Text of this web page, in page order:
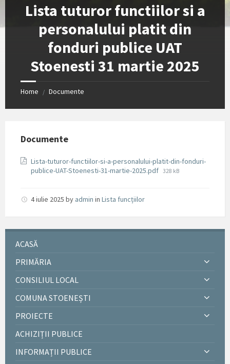
Lista tuturor functiilor si a
personalului platit din
fonduri publice UAT
Stoenesti 31 martie 2025
Home / Documente
Documente
Lista-tuturor-functiilor-si-a-personalului-platit-din-fonduri-
publice-UAT-Stoenesti-31-martie-2025.pdf File
328 kB
4 iulie 2025 by admin in Lista funcțiilor
ACASĂ
PRIMĂRIA
CONSILIUL LOCAL
COMUNA STOENEȘTI
PROIECTE
ACHIZIȚII PUBLICE
INFORMAȚII PUBLICE